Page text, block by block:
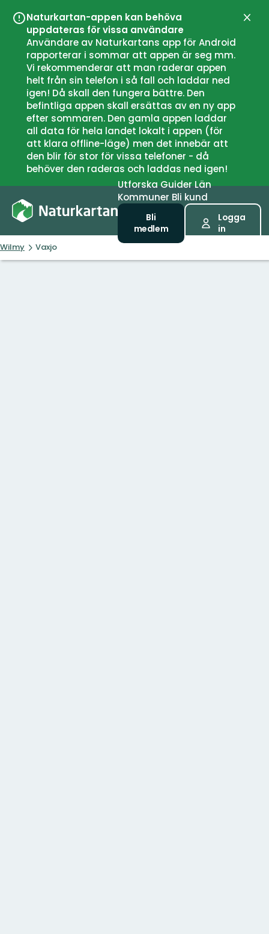
Naturkartan-appen kan behöva
uppdateras för vissa användare
Användare av Naturkartans app för Android
rapporterar i sommar att appen är seg mm.
Vi rekommenderar att man raderar appen
helt från sin telefon i så fall och laddar ned
igen! Då skall den fungera bättre. Den
befintliga appen skall ersättas av en ny app
efter sommaren. Den gamla appen laddar
all data för hela landet lokalt i appen (för
att klara offline-läge) men det innebär att
den blir för stor för vissa telefoner - då
behöver den raderas och laddas ned igen!
UtforskaGuiderLän
Kommuner Bli kund
Bli
medlem
Logga
in
Wilmy Vaxjo